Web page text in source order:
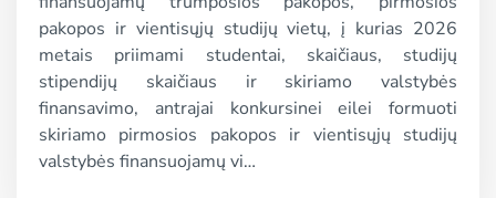
pakopos ir vientisųjų studijų vietų, į kurias 2026
metais priimami studentai, skaičiaus, studijų
stipendijų skaičiaus ir skiriamo valstybės
finansavimo, antrajai konkursinei eilei formuoti
skiriamo pirmosios pakopos ir vientisųjų studijų
valstybės finansuojamų vi…